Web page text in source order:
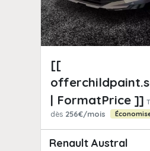
[[
| FormatPrice ]]
dès 256€/mois
Renault Austral